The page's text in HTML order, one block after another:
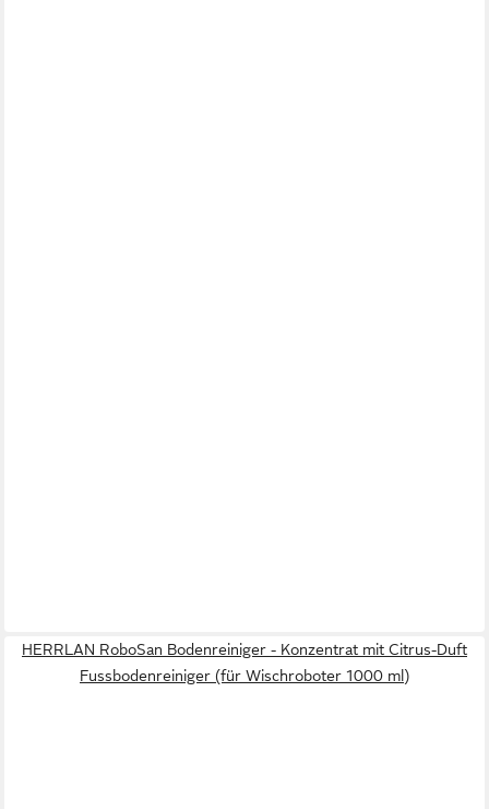
HERRLAN RoboSan Bodenreiniger - Konzentrat mit Citrus-Duft
Fussbodenreiniger (für Wischroboter 1000 ml)